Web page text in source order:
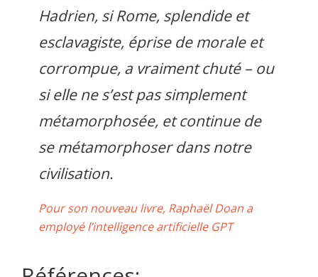
Hadrien, si Rome, splendide et
esclavagiste, éprise de morale et
corrompue, a vraiment chuté – ou
si elle ne s’est pas simplement
métamorphosée, et continue de
se métamorphoser dans notre
civilisation.
Pour son nouveau livre, Raphaël Doan a
employé l’intelligence artificielle GPT